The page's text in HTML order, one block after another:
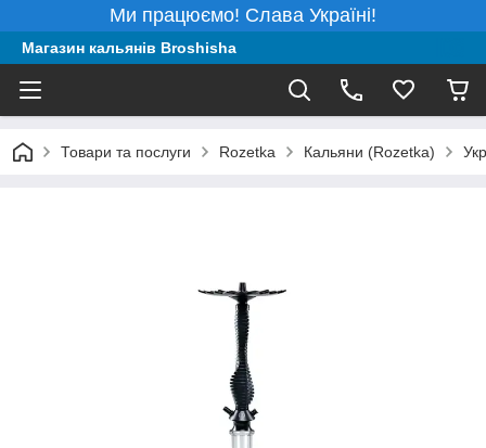
Ми працюємо! Слава Україні!
Магазин кальянів Broshisha
Товари та послуги Rozetka Кальяни (Rozetka)